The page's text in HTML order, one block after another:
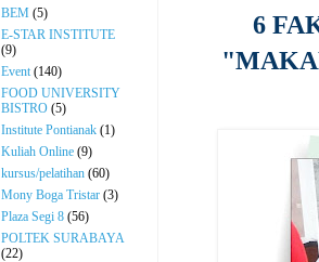
6
BEM (5)
E-STAR INSTITUTE
(9)
Event (140)
FOOD UNIVERSITY
BISTRO (5)
Institute Pontianak (1)
Kuliah Online (9)
kursus/pelatihan (60)
Mony Boga Tristar (3)
Plaza Segi 8 (56)
POLTEK SURABAYA
(22)